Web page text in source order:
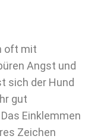
oft mit
Angst und
sich der Hund
gut
Einklemmen
Zeichen